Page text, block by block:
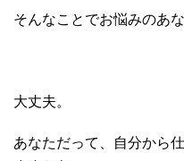
そんなことでお悩みのあな
大丈夫。
あなただって、自分から